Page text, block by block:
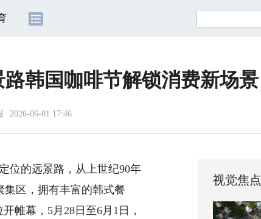
韩国咖啡节解锁消费新场景
2026-06-01 17:46
的远景路，从上世纪90年
区，拥有丰富的韩式餐
帷幕，5月28日至6月1日，
视觉焦点